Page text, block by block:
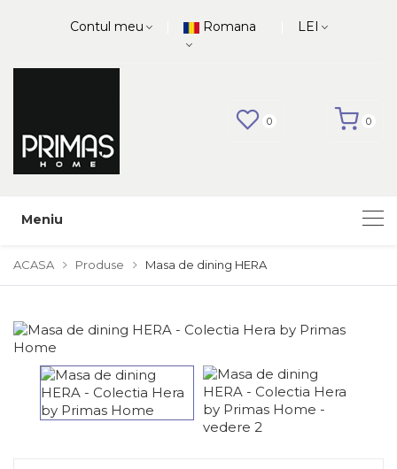
Contul meu Romana LEI
0 0
Meniu
ACASA Produse Masa de dining HERA